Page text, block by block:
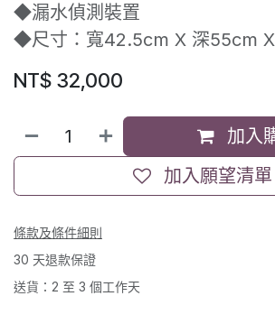
◆漏水偵測裝置
◆尺寸：寬42.5cm X 深55cm
NT$ 32,000
加入
加入願望清單
條款及條件細則
30 天退款保證
送貨：2 至 3 個工作天